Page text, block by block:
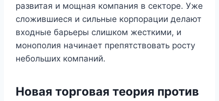
развитая и мощная компания в секторе. Уже
сложившиеся и сильные корпорации делают
входные барьеры слишком жесткими, и
монополия начинает препятствовать росту
небольших компаний.
Новая торговая теория против